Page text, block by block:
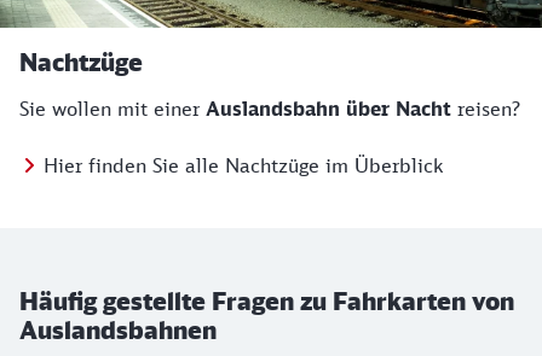
Nachtzüge
Sie wollen mit einer Auslandsbahn über Nacht reisen?
Hier finden Sie alle Nachtzüge im Überblick
Häufig gestellte Fragen zu Fahrkarten von
Auslandsbahnen